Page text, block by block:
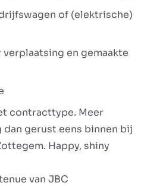
of (elektrische)
en gemaakte
contracttype. Meer
gerust eens binnen bij
Happy, shiny
van JBC